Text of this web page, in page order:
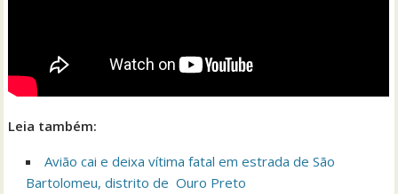
Leia também:
Avião cai e deixa vítima fatal em estrada de São
Bartolomeu, distrito de Ouro Preto